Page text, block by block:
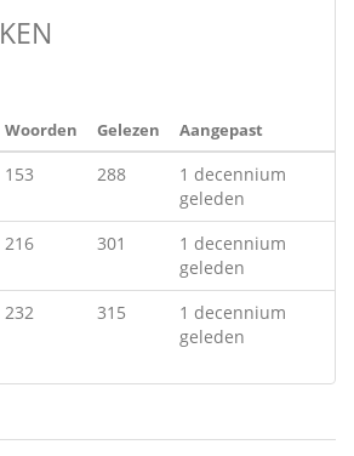
Woorden Gelezen Aangepast
153 288
1 decennium
geleden
216 301
1 decennium
geleden
232 315
1 decennium
geleden